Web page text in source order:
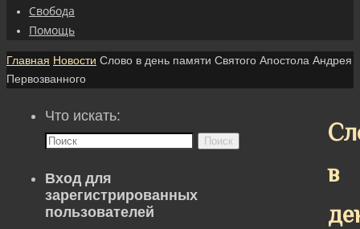
Свобода
Помощь
Главная Новости Слово в день памяти Святого Апостола Андрея
Первозванного
в
Что искать:
Поиск
Вход для
зарегистрированных
пользователей